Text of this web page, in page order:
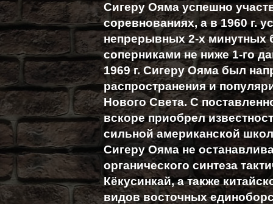
Сигеру Ояма успешно
соревнованиях, а в 1960 г.
непрерывных 2-х
соперниками не ниже 1-го
1969 г. Сигеру Ояма был
распространения и
Нового Света. С
вскоре приобрел
сильной американской
Сигеру Ояма не
органического синтеза
Кёкусинкай, а также
видов восточных